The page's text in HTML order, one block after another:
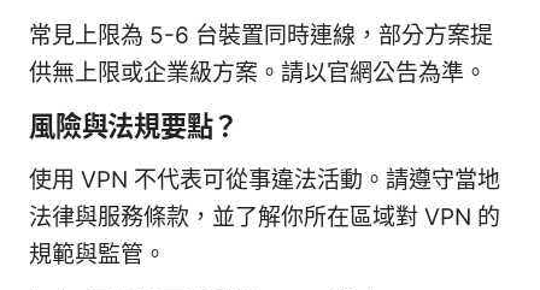
常見上限為 5-6 台裝置同時連線，部分方案提
供無上限或企業級方案。請以官網公告為準。
風險與法規要點？
使用 VPN 不代表可從事違法活動。請遵守當地
法律與服務條款，並了解你所在區域對 VPN 的
規範與監管。